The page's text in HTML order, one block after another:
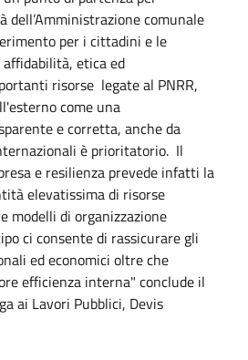
dell’Amministrazione comunale
per i cittadini e le
etica ed
risorse legate al PNRR,
come una
e corretta, anche da
è prioritatorio. Il
e resilienza prevede infatti la
elevatissima di risorse
modelli di organizzazione
ci consente di rassicurare gli
ed economici oltre che
efficienza interna" conclude il
ai Lavori Pubblici, Devis